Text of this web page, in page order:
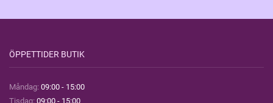
ÖPPETTIDER BUTIK
Måndag: 09:00 - 15:00
Tisdag: 09:00 - 15:00